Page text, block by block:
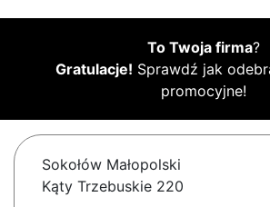
To Twoja firma?
Gratulacje! Sprawdź jak
promocyjne!
Sokołów Małopolski
Kąty Trzebuskie 220